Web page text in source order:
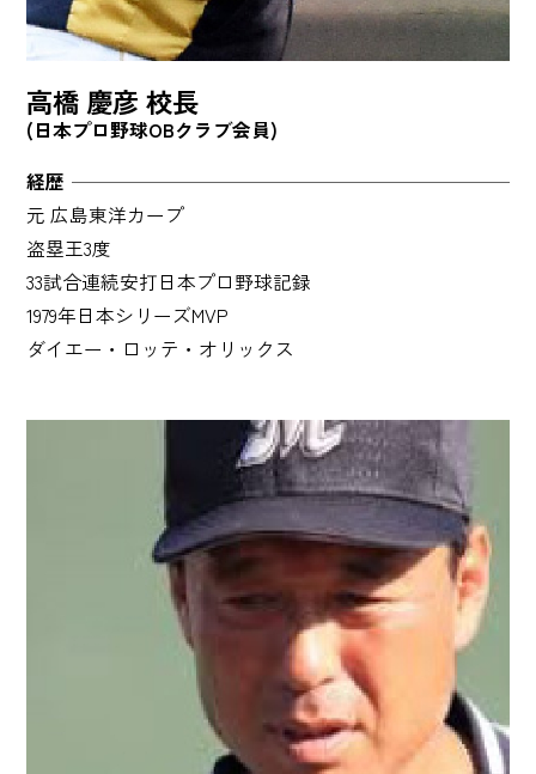
高橋 慶彦 校長
(日本プロ野球OBクラブ会員)
経歴
元 広島東洋カープ
盗塁王3度
33試合連続安打日本プロ野球記録
1979年日本シリーズMVP
ダイエー・ロッテ・オリックス